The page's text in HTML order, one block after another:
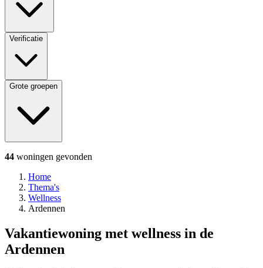
Verificatie
Grote groepen
44 woningen gevonden
Home
Thema's
Wellness
Ardennen
Vakantiewoning met wellness in de
Ardennen